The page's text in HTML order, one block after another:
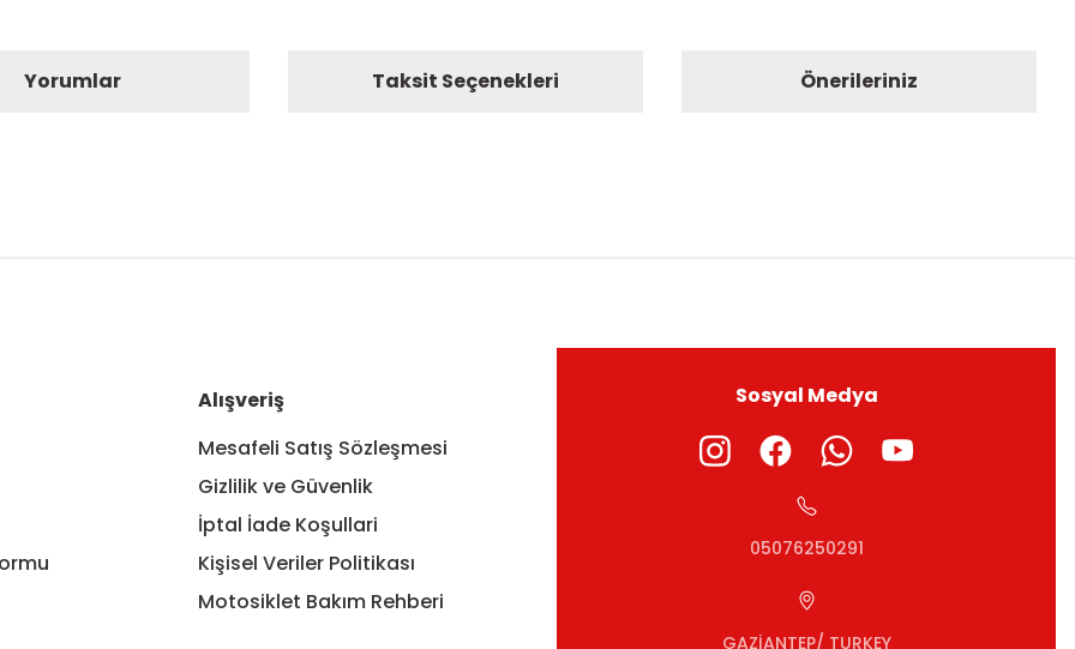
Yorumlar Taksit Seçenekleri Önerileriniz
Alışveriş
Mesafeli Satış Sözleşmesi
Gizlilik ve Güvenlik
İptal İade Koşullari
Kişisel Veriler Politikası
Motosiklet Bakım Rehberi
Sosyal Medya
05076250291
GAZİANTEP/ TURKEY